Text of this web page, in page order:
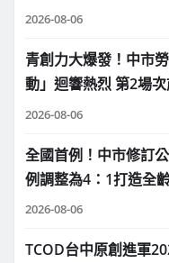
2026-08-06
青創力大爆發！中市
動」迴響熱烈 第2場
2026-08-06
全國首例！中市修訂
例調整為4：1打造全
2026-08-06
TCOD台中原創進軍